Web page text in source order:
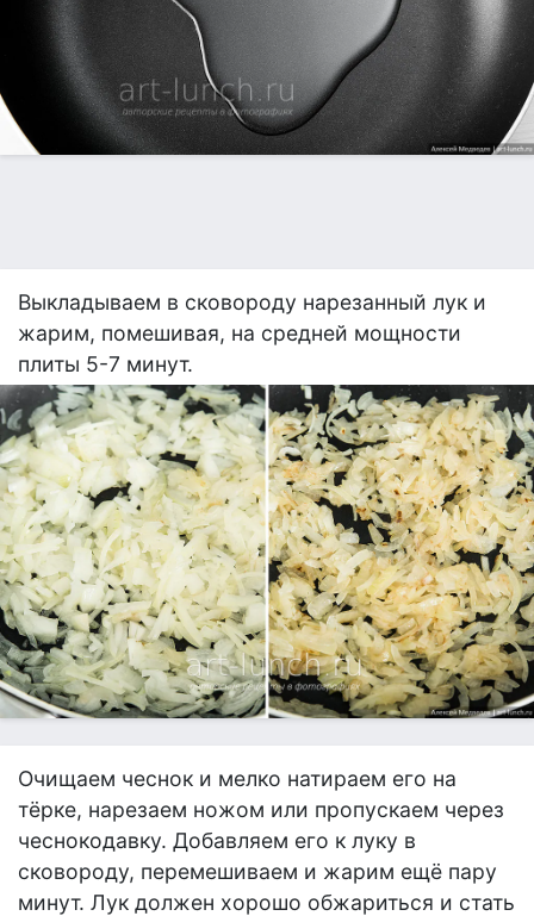
Выкладываем в сковороду нарезанный лук и
жарим, помешивая, на средней мощности
плиты 5-7 минут.
Очищаем чеснок и мелко натираем его на
тёрке, нарезаем ножом или пропускаем через
чеснокодавку. Добавляем его к луку в
сковороду, перемешиваем и жарим ещё пару
минут. Лук должен хорошо обжариться и стать